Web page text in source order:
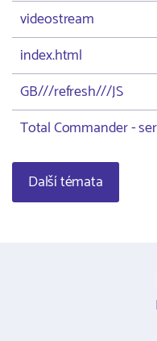
videostream
index.html
GB///refresh///JS
Total Commander -
Další témata